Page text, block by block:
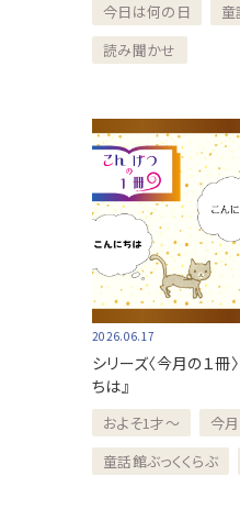
今日は何の日
童
読み聞かせ
2026.06.17
シリーズ〈今月の１
ちは』
およそ1才～
今
童話館ぶっくくらぶ